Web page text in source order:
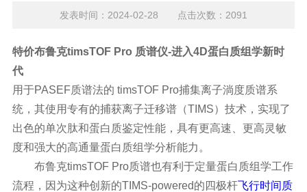
发表时间：2024-02-28 点击次数：2091
特价布鲁克timsTOF Pro 质谱仪-进入4D蛋白质组学新时
代
用于PASEF质谱法的 timsTOF Pro捕集离子淌度质谱系
统，其使用专有的捕获离子迁移谱（TIMS）技术，实现了
出色的单次肽和蛋白质鉴定性能，具有更高速、更高灵敏
度和强大的高通量蛋白质组学分析能力。
布鲁克timsTOF Pro质谱也有利于定量蛋白质组学工作
流程，因为这种创新的TIMS-powered的四极杆飞行时间质